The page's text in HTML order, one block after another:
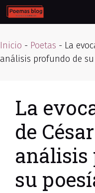
Skip
to
Inicio - Poetas - La
análisis profundo de
La
de
análisis
su